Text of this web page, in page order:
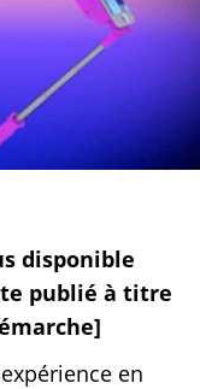
disponible
publié à titre
en